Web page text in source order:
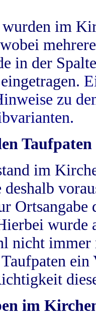
im
in der
zu
Taufpaten
im
wurde
nicht
im